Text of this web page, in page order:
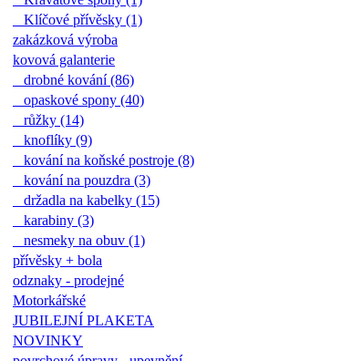
Klíčové přívěsky (1)
zakázková výroba
kovová galanterie
drobné kování (86)
opaskové spony (40)
růžky (14)
knoflíky (9)
kování na koňské postroje (8)
kování na pouzdra (3)
držadla na kabelky (15)
karabiny (3)
nesmeky na obuv (1)
přívěsky + bola
odznaky - prodejné
Motorkářské
JUBILEJNÍ PLAKETA
NOVINKY